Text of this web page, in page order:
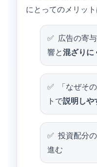
にとってのメリット
広告の寄
響と混ざりに
「なぜそ
トで説明しや
投資配分
進む